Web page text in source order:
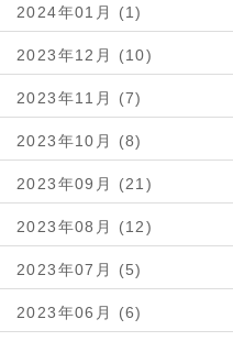
2024年01月 (1)
2023年12月 (10)
2023年11月 (7)
2023年10月 (8)
2023年09月 (21)
2023年08月 (12)
2023年07月 (5)
2023年06月 (6)